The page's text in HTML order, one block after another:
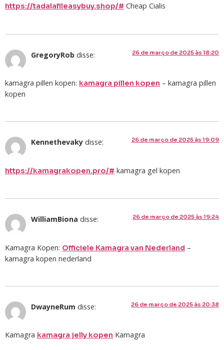
https://tadalafileasybuy.shop/# Cheap Cialis
GregoryRob disse: 26 de março de 2025 às 18:20
kamagra pillen kopen: kamagra pillen kopen – kamagra pillen
kopen
Kennethevaky disse: 26 de março de 2025 às 19:09
https://kamagrakopen.pro/# kamagra gel kopen
WilliamBiona disse: 26 de março de 2025 às 19:24
Kamagra Kopen: Officiele Kamagra van Nederland –
kamagra kopen nederland
DwayneRum disse: 26 de março de 2025 às 20:38
Kamagra kamagra jelly kopen Kamagra